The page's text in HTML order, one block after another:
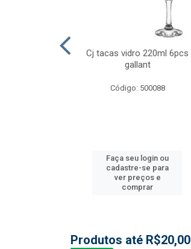
Cj tacas vidro 220ml 6pcs
gallant
Código: 500088
Faça seu login ou
cadastre-se para
ver preços e
comprar
Produtos até R$20,00